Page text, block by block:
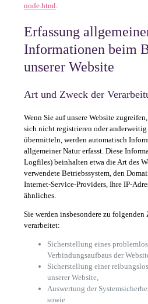
node.html
Erfassung
Informationen beim
unserer Website
Art und Zweck der
Wenn Sie auf unsere Website
sich nicht registrieren oder
übermitteln, werden automatisch
allgemeiner Natur erfasst. Diese
Logfiles) beinhalten etwa die Art des
verwendete Betriebssystem, den
Internet-Service-Providers, Ihre IP-
ähnliches.
Sie werden insbesondere zu folgenden
verarbeitet:
Sicherstellung eines
Verbindungsaufbaus der
Sicherstellung einer
unserer Website,
Auswertung der
sowie